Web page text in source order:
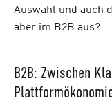
Auswahl und auch
aber im B2B aus?
B2B: Zwischen